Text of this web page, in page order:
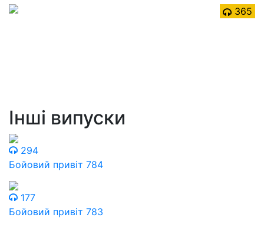
365
Інші випуски
294
Бойовий привіт 784
177
Бойовий привіт 783